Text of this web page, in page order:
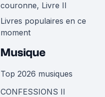
couronne, Livre II
Livres populaires en ce
moment
Musique
Top 2026 musiques
CONFESSIONS II